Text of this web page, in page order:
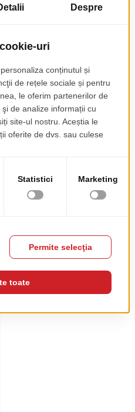
169.00 EUR